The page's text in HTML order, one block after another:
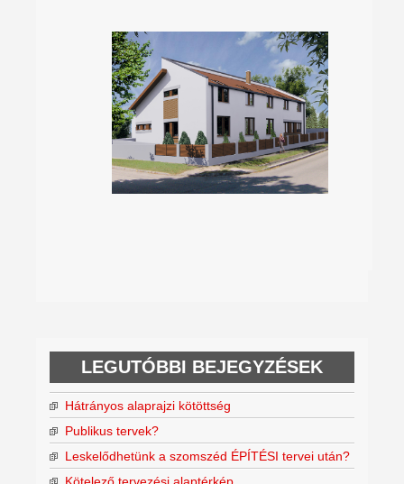
LEGUTÓBBI BEJEGYZÉSEK
Hátrányos alaprajzi kötöttség
Publikus tervek?
Leskelődhetünk a szomszéd ÉPÍTÉSI tervei után?